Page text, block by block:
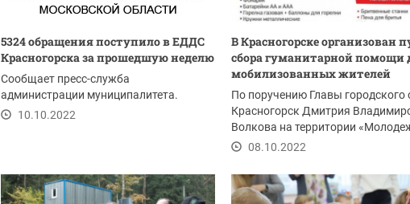
5324 обращения поступило в ЕДДС
Красногорска за прошедшую неделю
Сообщает пресс-служба
администрации муниципалитета.
10.10.2022
В Красногорске организован
сбора гуманитарной помощи
мобилизованных жителей
По поручению Главы городского
Красногорск Дмитрия
Волкова на территории
центра»...
08.10.2022